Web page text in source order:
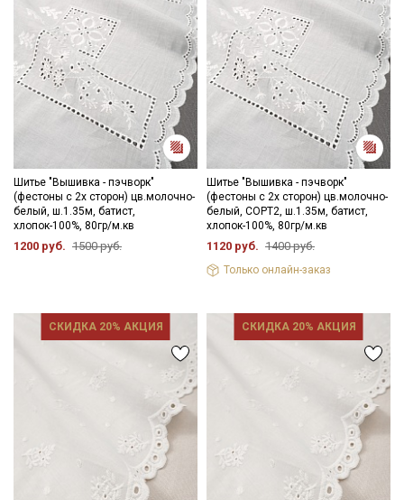
Шитье "Вышивка - пэчворк"
(фестоны с 2х сторон) цв.молочно-
белый, ш.1.35м, батист,
хлопок-100%, 80гр/м.кв
1200 руб. 1500 руб.
Шитье "Вышивка - пэчворк"
(фестоны с 2х сторон) цв.молочно-
белый, СОРТ2, ш.1.35м, батист,
хлопок-100%, 80гр/м.кв
1120 руб. 1400 руб.
Только онлайн-заказ
СКИДКА 20% АКЦИЯ СКИДКА 20% АКЦИЯ